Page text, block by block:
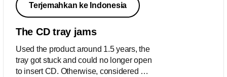
Terjemahkan ke Indonesia
The CD tray jams
Used the product around 1.5 years, the
tray got stuck and could no longer open
to insert CD. Otherwise, considered a